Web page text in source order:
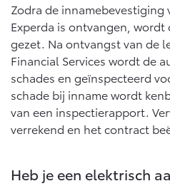
Zodra de innamebevestiging
Experda is ontvangen,
gezet. Na ontvangst van de
Financial Services wordt de
schades en geïnspecteerd
schade bij inname wordt
van een inspectierapport.
verrekend en het contract
Heb je een elektrisch